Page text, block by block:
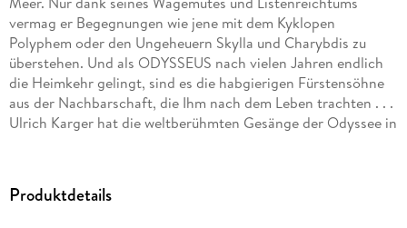
vermag er Begegnungen wie jene mit dem Kyklopen
Polyphem oder den Ungeheuern Skylla und Charybdis zu
überstehen. Und als ODYSSEUS nach vielen Jahren endlich
die Heimkehr gelingt, sind es die habgierigen Fürstensöhne
aus der Nachbarschaft, die Ihm nach dem Leben trachten . . .
Ulrich Karger hat die weltberühmten Gesänge der Odyssee in
Ergänzt um ein informatives Vorwort und einen Anhang,
Produktdetails